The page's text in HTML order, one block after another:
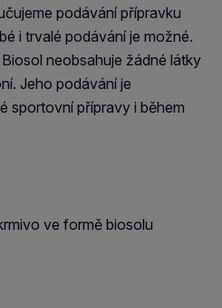
podávání přípravku
i trvalé podávání je možné.
neobsahuje žádné látky
Jeho podávání je
sportovní přípravy i během
ve formě biosolu